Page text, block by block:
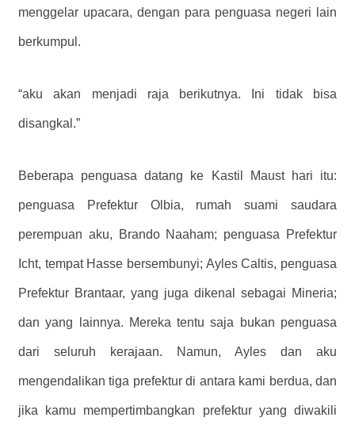
menggelar upacara, dengan para penguasa negeri lain
berkumpul.
“aku akan menjadi raja berikutnya. Ini tidak bisa
disangkal.”
Beberapa penguasa datang ke Kastil Maust hari itu:
penguasa Prefektur Olbia, rumah suami saudara
perempuan aku, Brando Naaham; penguasa Prefektur
Icht, tempat Hasse bersembunyi; Ayles Caltis, penguasa
Prefektur Brantaar, yang juga dikenal sebagai Mineria;
dan yang lainnya. Mereka tentu saja bukan penguasa
dari seluruh kerajaan. Namun, Ayles dan aku
mengendalikan tiga prefektur di antara kami berdua, dan
jika kamu mempertimbangkan prefektur yang diwakili